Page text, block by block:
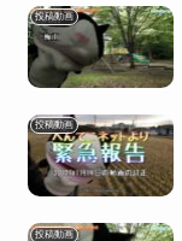
投稿動画
投稿動画
投稿動画